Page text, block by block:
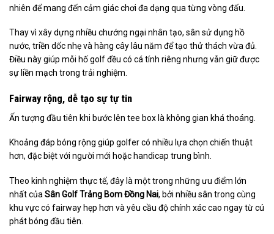
nhiên để mang đến cảm giác chơi đa dạng qua từng vòng đấu.
Thay vì xây dựng nhiều chướng ngại nhân tạo, sân sử dụng hồ
nước, triền dốc nhẹ và hàng cây lâu năm để tạo thử thách vừa đủ.
Điều này giúp mỗi hố golf đều có cá tính riêng nhưng vẫn giữ được
sự liền mạch trong trải nghiệm.
Fairway rộng, dễ tạo sự tự tin
Ấn tượng đầu tiên khi bước lên tee box là không gian khá thoáng.
Khoảng đáp bóng rộng giúp golfer có nhiều lựa chọn chiến thuật
hơn, đặc biệt với người mới hoặc handicap trung bình.
Theo kinh nghiệm thực tế, đây là một trong những ưu điểm lớn
nhất của Sân Golf Trảng Bom Đồng Nai, bởi nhiều sân trong cùng
khu vực có fairway hẹp hơn và yêu cầu độ chính xác cao ngay từ cú
phát bóng đầu tiên.